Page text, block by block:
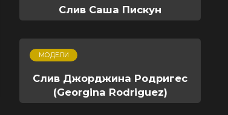
Слив Саша Пискун
МОДЕЛИ
Слив Джорджина Родригес
(Georgina Rodriguez)